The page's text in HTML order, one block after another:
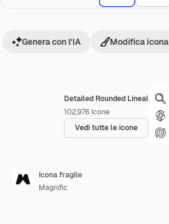
Detailed Rounded Lineal
102,976 Icone
Vedi tutte le icone
Genera con l'IA Modifica icona
Icona fragile
Magnific